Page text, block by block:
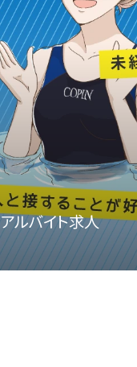
Ciel Pilates
Ciel Pilates[シエルピラ
す。